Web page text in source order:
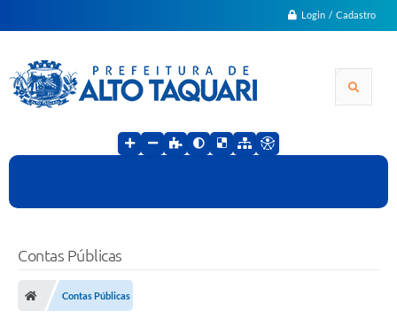
Login / Cadastro
Contas Públicas
Contas Públicas